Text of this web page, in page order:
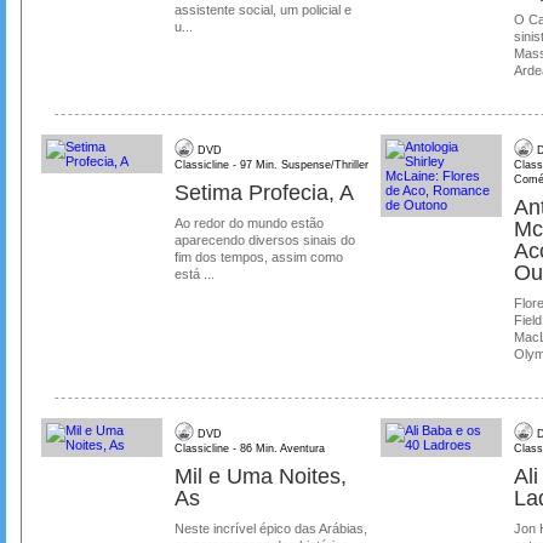
assistente social, um policial e
u...
O
DVD
Classicline - 97 Min. Suspense/Thriller
Setima Profecia, A
Ao redor do mundo estão
aparecendo diversos sinais do
fim dos tempos, assim como
está ...
DVD
Classicline - 86 Min. Aventura
Mil e Uma Noites,
As
Neste incrível épico das Arábias,
Ali
Jon